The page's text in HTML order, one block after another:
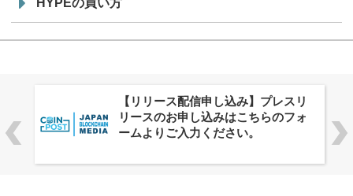
株式会社PlnX、アジア最大級のグロ
ーバルWeb3カンファレンス
「WebX2026」とのコラボレーショ